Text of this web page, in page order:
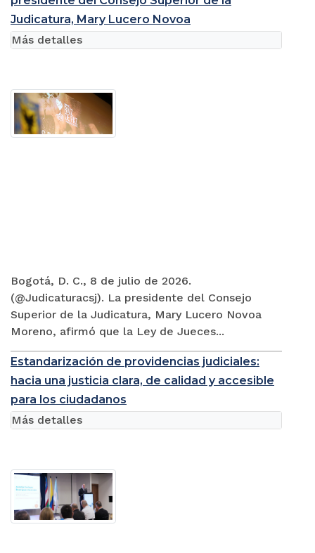
Judicatura, Mary Lucero Novoa
Bogotá, D. C., 8 de julio de 2026.
(@Judicaturacsj). La presidente del Consejo
Superior de la Judicatura, Mary Lucero Novoa
Moreno, afirmó que la Ley de Jueces...
Más detalles
Estandarización de providencias judiciales:
hacia una justicia clara, de calidad y accesible
para los ciudadanos
Más detalles